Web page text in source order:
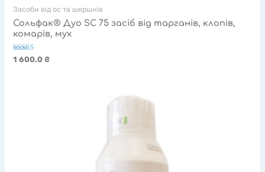
Засоби від ос та шершнів
Сольфак® Дуо SC 75 засіб від тарганів, клопів,
комарів, мух
Оцінено в
1 600.0₴